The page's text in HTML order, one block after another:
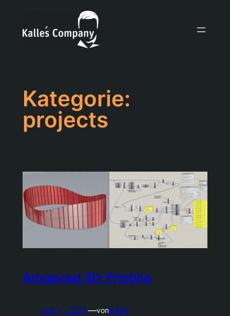
springen
Kategorie:
projects
Advanced 3D-Printing
Juli 1, 2024—vonKalle